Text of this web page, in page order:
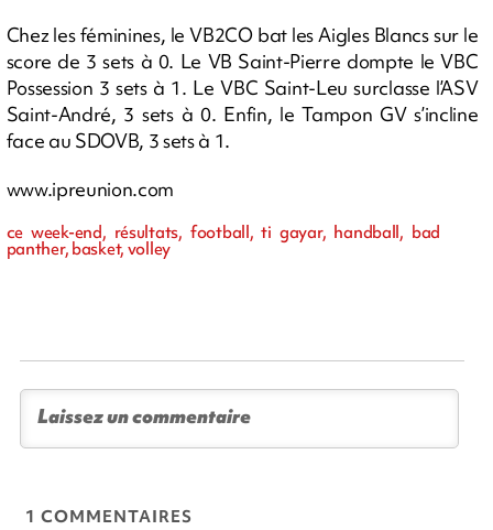
Chez les féminines, le VB2CO bat les Aigles Blancs sur le
score de 3 sets à 0. Le VB Saint-Pierre dompte le VBC
Possession 3 sets à 1. Le VBC Saint-Leu surclasse l’ASV
Saint-André, 3 sets à 0. Enfin, le Tampon GV s’incline
face au SDOVB, 3 sets à 1.
www.ipreunion.com
ce week-end, résultats, football, ti gayar, handball, bad
panther, basket, volley
1 COMMENTAIRES